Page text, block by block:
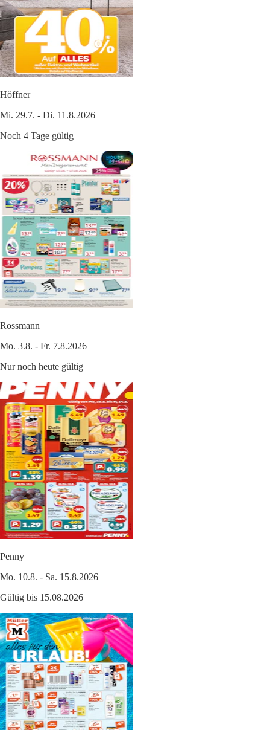
Höffner
Mi. 29.7. - Di. 11.8.2026
Noch 4 Tage gültig
Rossmann
Mo. 3.8. - Fr. 7.8.2026
Nur noch heute gültig
Penny
Mo. 10.8. - Sa. 15.8.2026
Gültig bis 15.08.2026